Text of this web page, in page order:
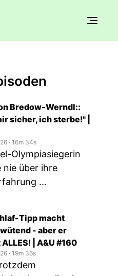
Bredow-Werndl::
sicher, ich sterbe!" |
‧ 16m 34s
Olympiasiegerin
über ihre
...
Tipp macht
- aber er
| A&U #160
‧ 19m 36s